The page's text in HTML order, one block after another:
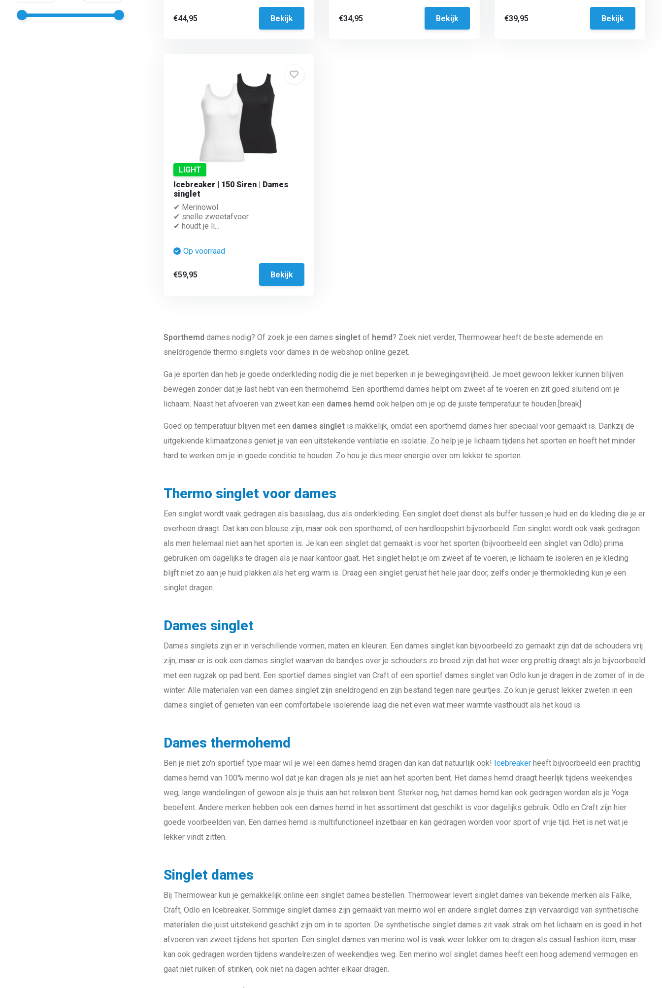
€44,95 Bekijk €34,95 Bekijk €39,95 Bekijk
LIGHT
Icebreaker | 150 Siren | Dames
singlet
✔ Merinowol
✔ snelle zweetafvoer
✔ houdt je li...
Op voorraad
€59,95 Bekijk
Sporthemd dames nodig? Of zoek je een dames singletof hemd? Zoek niet verder, Thermowear heeft de beste ademende en
sneldrogende thermo singlets voor dames in de webshop online gezet.
Ga je sporten dan heb je goede onderkleding nodig die je niet beperken in je bewegingsvrijheid. Je moet gewoon lekker kunnen blijven
bewegen zonder dat je last hebt van een thermohemd. Een sporthemd dames helpt om zweet af te voeren en zit goed sluitend om je
lichaam. Naast het afvoeren van zweet kan een dames hemd ook helpen om je op de juiste temperatuur te houden.[break]
Goed op temperatuur blijven met een dames singletis makkelijk, omdat een sporthemd dames hier speciaal voor gemaakt is. Dankzij de
uitgekiende klimaatzones geniet je van een uitstekende ventilatie en isolatie. Zo help je je lichaam tijdens het sporten en hoeft het minder
hard te werken om je in goede conditie te houden. Zo hou je dus meer energie over om lekker te sporten.
Thermo singlet voor dames
Een singlet wordt vaak gedragen als basislaag, dus als onderkleding. Een singlet doet dienst als buffer tussen je huid en de kleding die je er
overheen draagt. Dat kan een blouse zijn, maar ook een sporthemd, of een hardloopshirt bijvoorbeeld. Een singlet wordt ook vaak gedragen
als men helemaal niet aan het sporten is. Je kan een singlet dat gemaakt is voor het sporten (bijvoorbeeld een singlet van Odlo) prima
gebruiken om dagelijks te dragen als je naar kantoor gaat. Het singlet helpt je om zweet af te voeren, je lichaam te isoleren en je kleding
blijft niet zo aan je huid plakken als het erg warm is. Draag een singlet gerust het hele jaar door, zelfs onder je thermokleding kun je een
singlet dragen.
Dames singlet
Dames singlets zijn er in verschillende vormen, maten en kleuren. Een dames singlet kan bijvoorbeeld zo gemaakt zijn dat de schouders vrij
zijn, maar er is ook een dames singlet waarvan de bandjes over je schouders zo breed zijn dat het weer erg prettig draagt als je bijvoorbeeld
met een rugzak op pad bent. Een sportief dames singlet van Craft of een sportief dames singlet van Odlo kun je dragen in de zomer of in de
winter. Alle materialen van een dames singlet zijn sneldrogend en zijn bestand tegen nare geurtjes. Zo kun je gerust lekker zweten in een
dames singlet of genieten van een comfortabele isolerende laag die net even wat meer warmte vasthoudt als het koud is.
Dames thermohemd
Ben je niet zo'n sportief type maar wil je wel een dames hemd dragen dan kan dat natuurlijk ook! Icebreakerheeft bijvoorbeeld een prachtig
dames hemd van 100% merino wol dat je kan dragen als je niet aan het sporten bent. Het dames hemd draagt heerlijk tijdens weekendjes
weg, lange wandelingen of gewoon als je thuis aan het relaxen bent. Sterker nog, het dames hemd kan ook gedragen worden als je Yoga
beoefent. Andere merken hebben ook een dames hemd in het assortiment dat geschikt is voor dagelijks gebruik. Odlo en Craft zijn hier
goede voorbeelden van. Een dames hemd is multifunctioneel inzetbaar en kan gedragen worden voor sport of vrije tijd. Het is net wat je
lekker vindt zitten.
Singlet dames
Bij Thermowear kun je gemakkelijk online een singlet dames bestellen. Thermowear levert singlet dames van bekende merken als Falke,
Craft, Odlo en Icebreaker. Sommige singlet dames zijn gemaakt van meirno wol en andere singlet dames zijn vervaardigd van synthetische
materialen die juist uitstekend geschikt zijn om in te sporten. De synthetische singlet dames zit vaak strak om het lichaam en is goed in het
afvoeren van zweet tijdens het sporten. Een singlet dames van merino wol is vaak weer lekker om te dragen als casual fashion item, maar
kan ook gedragen worden tijdens wandelreizen of weekendjes weg. Een merino wol singlet dames heeft een hoog ademend vermogen en
gaat niet ruiken of stinken, ook niet na dagen achter elkaar dragen.